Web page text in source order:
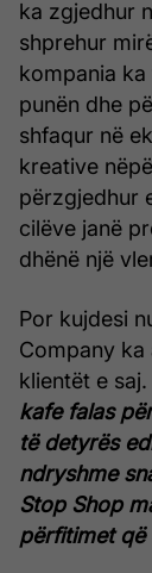
ka zgjedhur
shprehur
kompania
punën dhe
shfaqur në
kreative
përzgjedhur
cilëve janë
dhënë një
Por kujdesi
Company ka
klientët e saj.
kafe falas
të detyrës
ndryshme
Stop Shop
përfitimet që